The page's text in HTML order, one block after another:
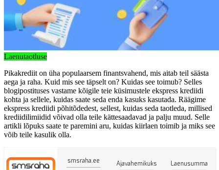
Laenutaotluse
Pikakrediit on üha populaarsem finantsvahend, mis aitab teil säästa
aega ja raha. Kuid mis see täpselt on? Kuidas see toimub? Selles
blogipostituses vastame kõigile teie küsimustele ekspress krediidi
kohta ja sellele, kuidas saate seda enda kasuks kasutada. Räägime
ekspress krediidi põhitõdedest, sellest, kuidas seda taotleda, millised
krediidilimiidid võivad olla teile kättesaadavad ja palju muud. Selle
artikli lõpuks saate te paremini aru, kuidas kiirlaen toimib ja miks see
võib teile kasulik olla.
smsraha.ee Ajavahemikuks Laenusumma